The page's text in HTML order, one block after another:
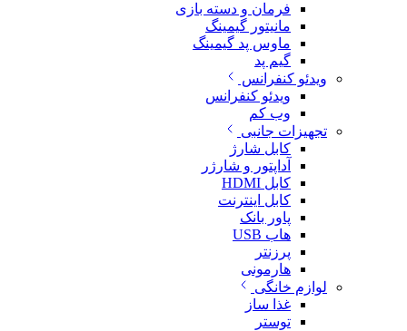
فرمان و دسته بازی
مانیتور گیمینگ
ماوس پد گیمینگ
گیم پد
ویدئو کنفرانس
ویدئو کنفرانس
وب کم
تجهیزات جانبی
کابل شارژ
آداپتور و شارژر
کابل HDMI
کابل اینترنت
پاور بانک
هاب USB
پرزنتر
هارمونی
لوازم خانگی
غذا ساز
توستر